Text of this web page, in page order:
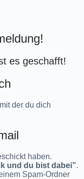
es geschafft!
der du dich
haben.
und du bist dabei”.
Spam-Ordner